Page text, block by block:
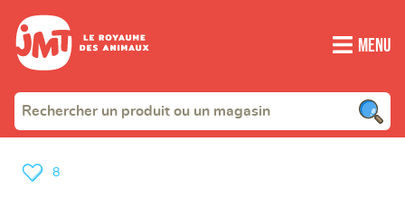
Menu
8